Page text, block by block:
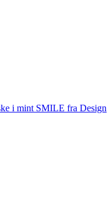
i mint SMILE fra Design